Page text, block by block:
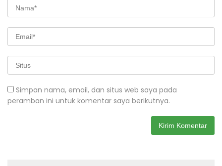
Simpan nama, email, dan situs web saya pada
peramban ini untuk komentar saya berikutnya.